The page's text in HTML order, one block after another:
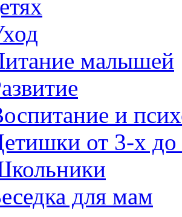
малышей
и
от 3-х
для мам